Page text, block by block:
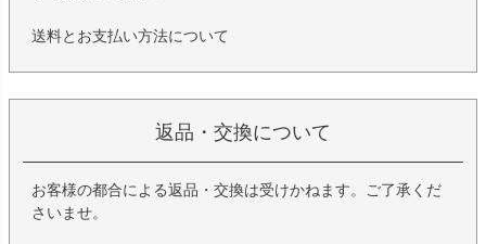
送料とお支払い方法について
返品・交換について
お客様の都合による返品・交換は受けかねます。ご了承くだ
さいませ。